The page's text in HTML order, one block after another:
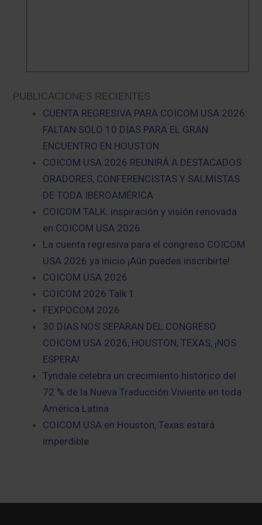
PUBLICACIONES RECIENTES
CUENTA REGRESIVA PARA COICOM USA 2026:
FALTAN SOLO 10 DÍAS PARA EL GRAN
ENCUENTRO EN HOUSTON
COICOM USA 2026 REUNIRÁ A DESTACADOS
ORADORES, CONFERENCISTAS Y SALMISTAS
DE TODA IBEROAMÉRICA
COICOM TALK: inspiración y visión renovada
en COICOM USA 2026
La cuenta regresiva para el congreso COICOM
USA 2026 ya inicio ¡Aún puedes inscribirte!
COICOM USA 2026
COICOM 2026 Talk 1
FEXPOCOM 2026
30 DIAS NOS SEPARAN DEL CONGRESO
COICOM USA 2026, HOUSTON, TEXAS, ¡NOS
ESPERA!
Tyndale celebra un crecimiento histórico del
72 % de la Nueva Traducción Viviente en toda
América Latina
COICOM USA en Houston, Texas estará
imperdible